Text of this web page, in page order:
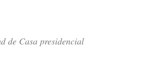
de Casa presidencial